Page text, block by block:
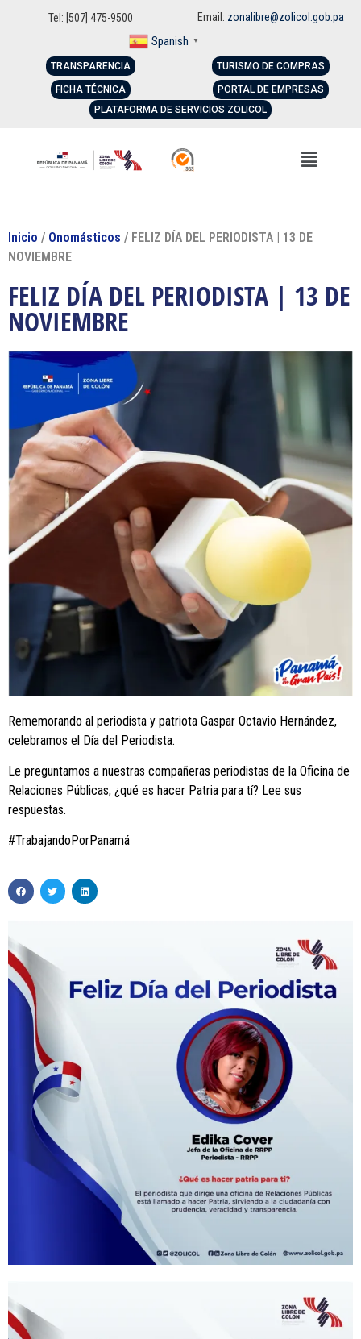
Tel: [507] 475-9500 Email: zonalibre@zolicol.gob.pa
Spanish ▼
TRANSPARENCIA
FICHA TÉCNICA
TURISMO DE COMPRAS
PORTAL DE EMPRESAS
PLATAFORMA DE SERVICIOS ZOLICOL
Inicio / Onomásticos / FELIZ DÍA DEL PERIODISTA | 13 DE
NOVIEMBRE
FELIZ DÍA DEL PERIODISTA | 13 DE
NOVIEMBRE
Rememorando al periodista y patriota Gaspar Octavio Hernández,
celebramos el Día del Periodista.
Le preguntamos a nuestras compañeras periodistas de la Oficina de
Relaciones Públicas, ¿qué es hacer Patria para tí? Lee sus
respuestas.
#TrabajandoPorPanamá